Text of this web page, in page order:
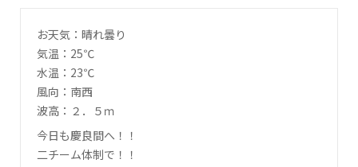
お天気：晴れ曇り
気温：25℃
水温：23℃
風向：南西
波高：２．５ｍ
今日も慶良間へ！！
二チーム体制で！！